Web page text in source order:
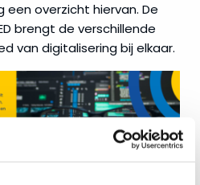
overzicht hiervan. De
brengt de verschillende
van digitalisering bij elkaar.